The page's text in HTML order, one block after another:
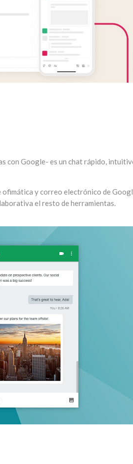
con Google- es un chat rápido,
ofimática y correo electrónico de
el resto de herramientas.